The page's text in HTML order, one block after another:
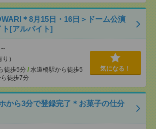
＊8月15日・16日＞ドーム公演
[アルバイト]
）
徒歩5分 / 水道橋駅から徒歩5
徒歩7分
気になる！
から3分で登録完了＊お菓子の仕分